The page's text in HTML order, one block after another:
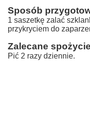
Sposób
1 saszetkę zalać
przykryciem do
Zalecane
Pić 2 razy dziennie.